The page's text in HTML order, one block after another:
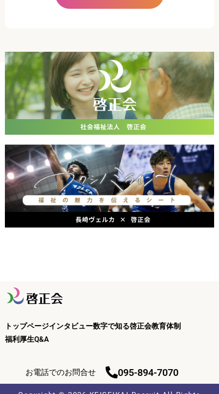
トップページインタビュー数字で知る啓正会教育体制
福利厚生Q&A
お電話でのお問合せ 095-894-7070